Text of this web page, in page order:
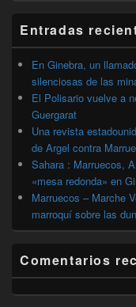
lateral
primaria
Entradas
En Ginebra, un
silenciosas de las
El Polisario vuelve a
Guergarat
Una revista
de Argel contra
Sahara : Marruecos,
«mesa redonda» en
Marruecos – Marche
marroquí sobre las
Comentarios